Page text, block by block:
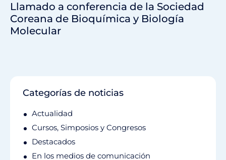
Llamado a conferencia de la Sociedad
Coreana de Bioquímica y Biología
Molecular
Categorías de noticias
Actualidad
Cursos, Simposios y Congresos
Destacados
En los medios de comunicación